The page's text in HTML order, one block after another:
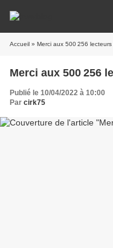
Accueil » Merci aux 500 256 lecteurs
Merci aux 500 256
Publié le 10/04/2022 à 10:00
Par cirk75